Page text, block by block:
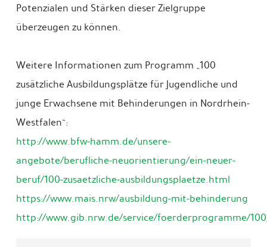
Potenzialen und Stärken dieser Zielgruppe
überzeugen zu können.
Weitere Informationen zum Programm „100
zusätzliche Ausbildungsplätze für Jugendliche und
junge Erwachsene mit Behinderungen in Nordrhein-
Westfalen“:
http://www.bfw-hamm.de/unsere-
angebote/berufliche-neuorientierung/ein-neuer-
beruf/100-zusaetzliche-ausbildungsplaetze.html
https://www.mais.nrw/ausbildung-mit-behinderung
http://www.gib.nrw.de/service/foerderprogramme/